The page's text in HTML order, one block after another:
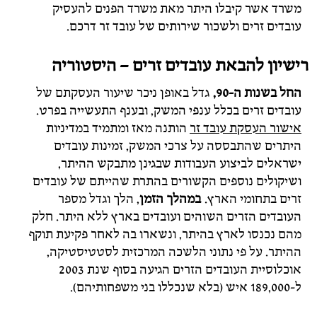
משרד אשר קיבלו היתר מאת משרד הפנים להעסיק
עובדים זרים ולשכור שירותים של עובד זר דרכם.
רישיון להבאת עובדים זרים – היסטוריה
החל בשנות ה-90,
גדל באופן ניכר שיעור העסקתם של
עובדים זרים בכלל ענפי המשק, ובענף התעשייה בפרט.
אישור העסקת עובד זר הותנה מאז ומתמיד במדיניות
היתרים שהתבססה על צרכי המשק, זמינות עובדים
ישראלים לביצוע העבודות שבגינן מתבקש ההיתר,
ושיקולים נוספים הקשורים בהתרת שהייתם של עובדים
זרים בתחומי הארץ.במהלך הזמן, הלך וגדל מספר
העובדים הזרים השוהים ועובדים בארץ ללא היתר. חלק
מהם נכנסו לארץ בהיתר, ונשארו בה לאחר פקיעת תוקף
ההיתר. על פי נתוני הלשכה המרכזית לסטטיסטיקה,
אוכלוסיית העובדים הזרים הגיעה בסוף שנת 2003
ל-189,000 איש (בלא שנכללו בני משפחותיהם).